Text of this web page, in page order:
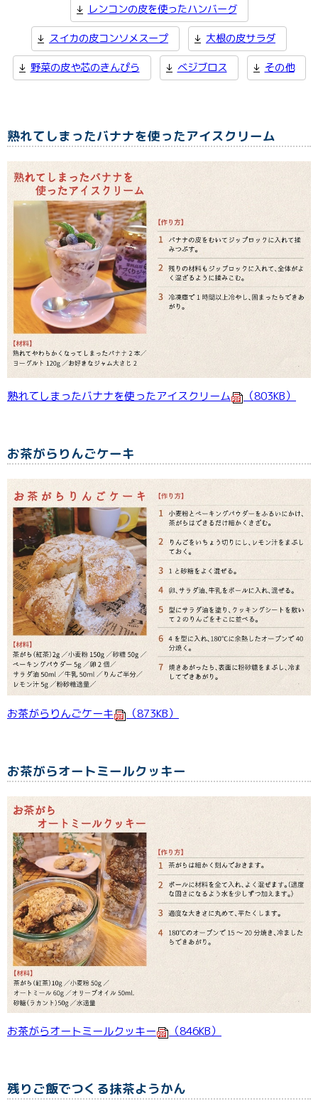
レンコンの皮を使ったハンバーグ
スイカの皮コンソメスープ 大根の皮サラダ
野菜の皮や芯のきんぴら べジブロス その他
熟れてしまったバナナを使ったアイスクリーム
熟れてしまったバナナを使ったアイスクリーム （803KB）
お茶がらりんごケーキ
お茶がらりんごケーキ （873KB）
お茶がらオートミールクッキー
お茶がらオートミールクッキー （846KB）
残りご飯でつくる抹茶ようかん